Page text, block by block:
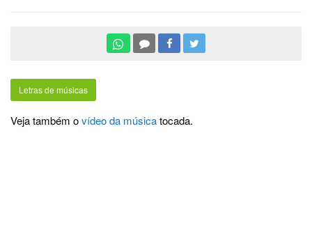
Letras de músicas
Veja também ovídeo da músicatocada.